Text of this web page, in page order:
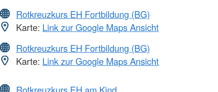
Rotkreuzkurs EH Fortbildung (BG)
Karte: Link zur Google Maps Ansicht
Rotkreuzkurs EH Fortbildung (BG)
Karte: Link zur Google Maps Ansicht
Rotkreuzkurs EH am Kind